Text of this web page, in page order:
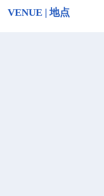
VENUE | 地点